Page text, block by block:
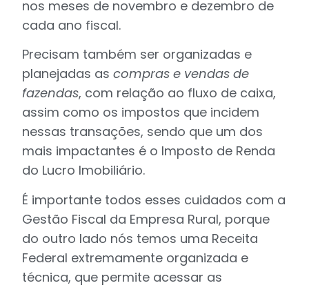
nos meses de novembro e dezembro de
cada ano fiscal.
Precisam também ser organizadas e
planejadas ascompras e vendas de
fazendas, com relação ao fluxo de caixa,
assim como os impostos que incidem
nessas transações, sendo que um dos
mais impactantes é o Imposto de Renda
do Lucro Imobiliário.
É importante todos esses cuidados com a
Gestão Fiscal da Empresa Rural, porque
do outro lado nós temos uma Receita
Federal extremamente organizada e
técnica, que permite acessar as